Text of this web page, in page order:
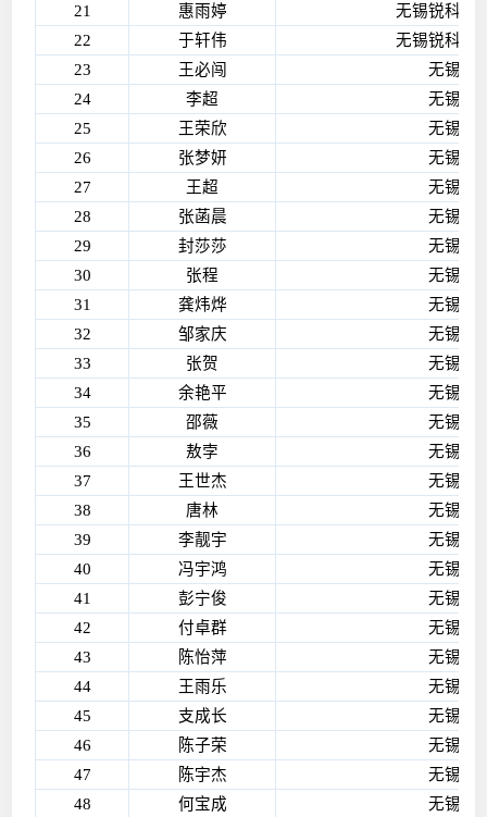
21
惠雨婷
无锡锐科光
22
于轩伟
无锡锐科光
23
王必闯
无锡艾
24
李超
无锡艾
25
王荣欣
无锡艾
26
张梦妍
无锡艾
27
王超
无锡艾
28
张菡晨
无锡艾
29
封莎莎
无锡艾
30
张程
无锡艾
31
龚炜烨
无锡艾
32
邹家庆
无锡艾
33
张贺
无锡艾
34
余艳平
无锡艾
35
邵薇
无锡艾
36
敖孛
无锡艾
37
王世杰
无锡艾
38
唐林
无锡艾
39
李靓宇
无锡艾
40
冯宇鸿
无锡艾
41
彭宁俊
无锡艾
42
付卓群
无锡艾
43
陈怡萍
无锡艾
44
王雨乐
无锡艾
45
支成长
无锡艾
46
陈子荣
无锡艾
47
陈宇杰
无锡艾
48
何宝成 无锡艾